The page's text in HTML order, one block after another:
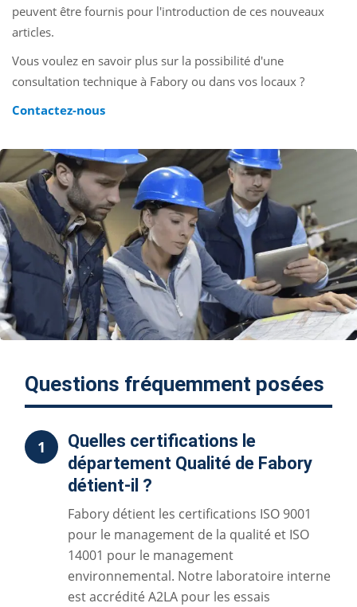
peuvent être fournis pour l'introduction de ces nouveaux
articles.
Vous voulez en savoir plus sur la possibilité d'une
consultation technique à Fabory ou dans vos locaux ?
Contactez-nous
Questions fréquemment posées
1
Quelles certifications le
département Qualité de Fabory
détient-il ?
Fabory détient les certifications ISO 9001
pour le management de la qualité et ISO
14001 pour le management
environnemental. Notre laboratoire interne
est accrédité A2LA pour les essais